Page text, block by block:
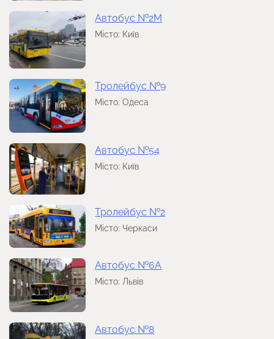
Автобус №2М
Місто: Київ
Тролейбус №9
Місто: Одеса
Автобус №54
Місто: Київ
Тролейбус №2
Місто: Черкаси
Автобус №6А
Місто: Львів
Автобус №8